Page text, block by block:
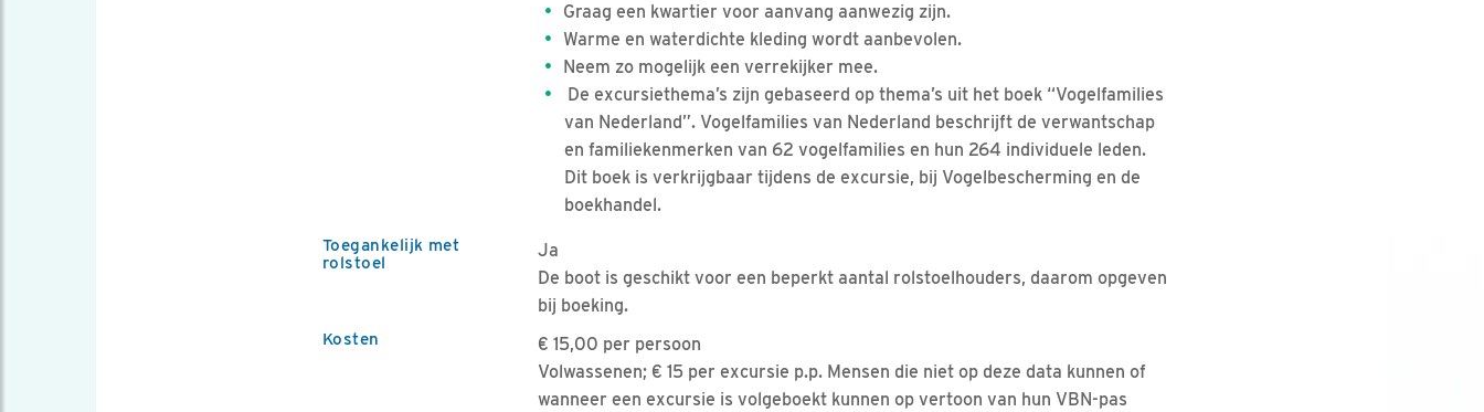
Graag een kwartier voor aanvang aanwezig zijn.
Warme en waterdichte kleding wordt aanbevolen.
Neem zo mogelijk een verrekijker mee.
De excursiethema’s zijn gebaseerd op thema’s uit het boek “Vogelfamilies
van Nederland”. Vogelfamilies van Nederland beschrijft de verwantschap
en familiekenmerken van 62 vogelfamilies en hun 264 individuele leden.
Dit boek is verkrijgbaar tijdens de excursie, bij Vogelbescherming en de
boekhandel.
Toegankelijk met
rolstoel
Ja
De boot is geschikt voor een beperkt aantal rolstoelhouders, daarom opgeven
bij boeking.
Kosten
€ 15,00 per persoon
Volwassenen; € 15 per excursie p.p. Mensen die niet op deze data kunnen of
wanneer een excursie is volgeboekt kunnen op vertoon van hun VBN-pas